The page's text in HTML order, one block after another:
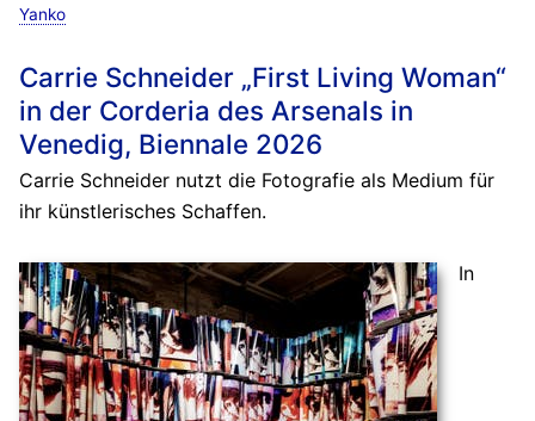
Yanko
Carrie Schneider „First Living Woman“
in der Corderia des Arsenals in
Venedig, Biennale 2026
Carrie Schneider nutzt die Fotografie als Medium für
ihr künstlerisches Schaffen.
In